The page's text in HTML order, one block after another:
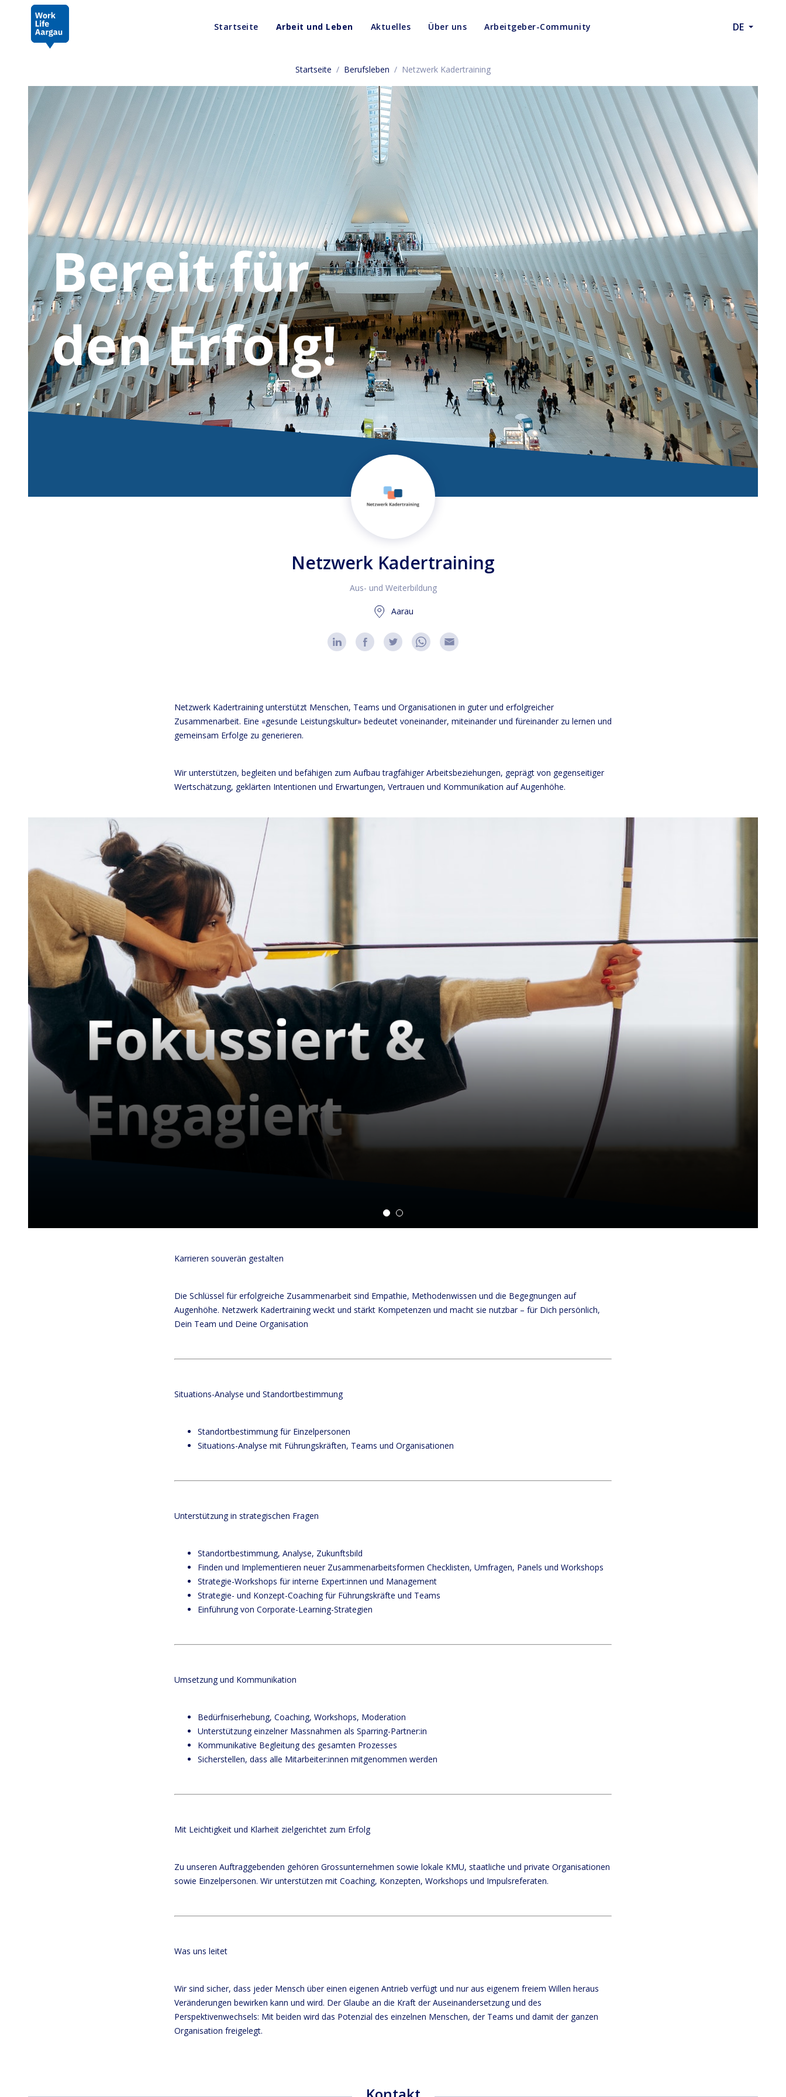
Startseite Arbeit und Leben Aktuelles Über uns Arbeitgeber-Community DE
Startseite / Berufsleben / Netzwerk Kadertraining
Netzwerk Kadertraining
Aus- und Weiterbildung
Aarau
Netzwerk Kadertraining unterstützt Menschen, Teams und Organisationen in guter und erfolgreicher
Zusammenarbeit. Eine «gesunde Leistungskultur» bedeutet voneinander, miteinander und füreinander zu lernen und
gemeinsam Erfolge zu generieren.
Wir unterstützen, begleiten und befähigen zum Aufbau tragfähiger Arbeitsbeziehungen, geprägt von gegenseitiger
Wertschätzung, geklärten Intentionen und Erwartungen, Vertrauen und Kommunikation auf Augenhöhe.
Karrieren souverän gestalten
Die Schlüssel für erfolgreiche Zusammenarbeit sind Empathie, Methodenwissen und die Begegnungen auf
Augenhöhe. Netzwerk Kadertraining weckt und stärkt Kompetenzen und macht sie nutzbar – für Dich persönlich,
Dein Team und Deine Organisation
Situations-Analyse und Standortbestimmung
Standortbestimmung für Einzelpersonen
Situations-Analyse mit Führungskräften, Teams und Organisationen
Unterstützung in strategischen Fragen
Standortbestimmung, Analyse, Zukunftsbild
Finden und Implementieren neuer Zusammenarbeitsformen Checklisten, Umfragen, Panels und Workshops
Strategie-Workshops für interne Expert:innen und Management
Strategie- und Konzept-Coaching für Führungskräfte und Teams
Einführung von Corporate-Learning-Strategien
Umsetzung und Kommunikation
Bedürfniserhebung, Coaching, Workshops, Moderation
Unterstützung einzelner Massnahmen als Sparring-Partner:in
Kommunikative Begleitung des gesamten Prozesses
Sicherstellen, dass alle Mitarbeiter:innen mitgenommen werden
Mit Leichtigkeit und Klarheit zielgerichtet zum Erfolg
Zu unseren Auftraggebenden gehören Grossunternehmen sowie lokale KMU, staatliche und private Organisationen
sowie Einzelpersonen. Wir unterstützen mit Coaching, Konzepten, Workshops und Impulsreferaten.
Was uns leitet
Wir sind sicher, dass jeder Mensch über einen eigenen Antrieb verfügt und nur aus eigenem freiem Willen heraus
Veränderungen bewirken kann und wird. Der Glaube an die Kraft der Auseinandersetzung und des
Perspektivenwechsels: Mit beiden wird das Potenzial des einzelnen Menschen, der Teams und damit der ganzen
Organisation freigelegt.